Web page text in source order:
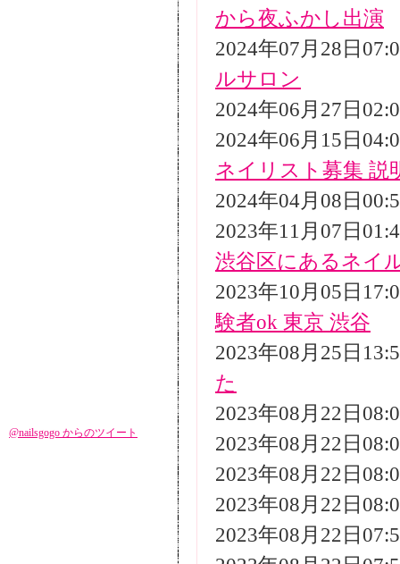
から夜ふかし出演
2024年07月28日
ルサロン
2024年06月27日
2024年06月15日
ネイリスト募集 説
2024年04月08日
2023年11月07日
渋谷区にあるネイ
2023年10月05日
験者ok 東京 渋谷
2023年08月25日
た
2023年08月22日
2023年08月22日
2023年08月22日
2023年08月22日
2023年08月22日
@nailsgogo からのツイート